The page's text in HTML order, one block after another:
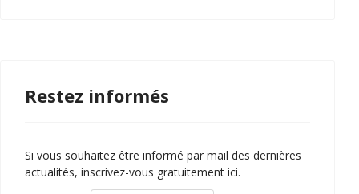
Restez informés
Si vous souhaitez être informé par mail des dernières
actualités, inscrivez-vous gratuitement ici.